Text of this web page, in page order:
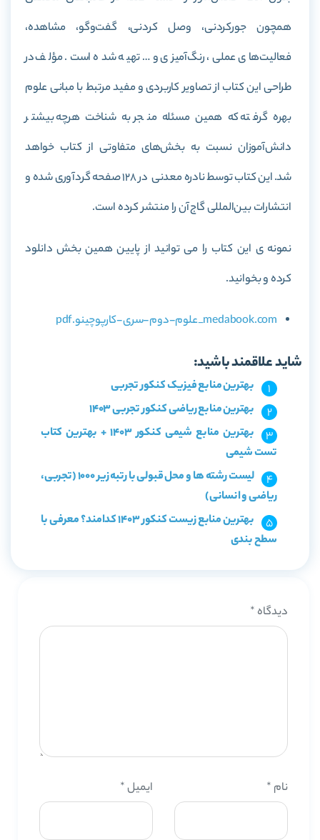
همچون جورکردنی، وصل کردنی، گفت‌وگو، مشاهده،
فعالیت‌های عملی، رنگ‌آمیزی و… تهیه شده است. مؤلف در
طراحی این کتاب از تصاویر کاربردی و مفید مرتبط با مبانی علوم
بهره گرفته که همین مسئله منجر به شناخت هرچه بیشتر
دانش‌آموزان نسبت به بخش‌های متفاوتی از کتاب خواهد
شد. این کتاب توسط نادره معدنی در 128 صفحه گردآوری شده و
انتشارات بین‌المللی گاج آن را منتشر کرده است.
نمونه ی این کتاب را می توانید از پایین همین بخش دانلود
کرده و بخوانید.
medabook.com_علوم-دوم-سری-کارپوچینو.pdf
شاید علاقمند باشید:
بهترین منابع فیزیک کنکور تجربی
بهترین منابع ریاضی کنکور تجربی 1403
بهترین منابع شیمی کنکور 1403 + بهترین کتاب
تست شیمی
لیست رشته ها و محل قبولی با رتبه زیر 1000 (تجربی،
ریاضی و انسانی)
بهترین منابع زیست کنکور 1403 کدامند؟ معرفی با
سطح بندی
دیدگاه *
نام * ایمیل*